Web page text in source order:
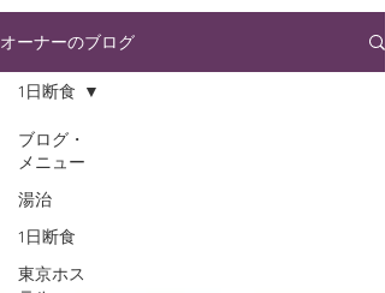
オーナーのブログ
ブログ・
メニュー
湯治
1日断食
東京ホス
1日断食